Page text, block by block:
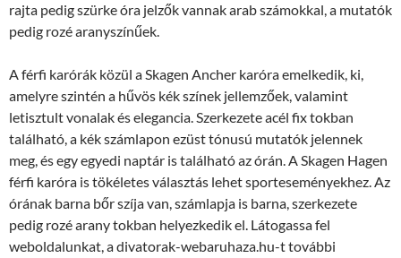
rajta pedig szürke óra jelzők vannak arab számokkal, a mutatók
pedig rozé aranyszínűek.
A férfi karórák közül a Skagen Ancher karóra emelkedik, ki,
amelyre szintén a hűvös kék színek jellemzőek, valamint
letisztult vonalak és elegancia. Szerkezete acél fix tokban
található, a kék számlapon ezüst tónusú mutatók jelennek
meg, és egy egyedi naptár is található az órán. A Skagen Hagen
férfi karóra is tökéletes választás lehet sporteseményekhez. Az
órának barna bőr szíja van, számlapja is barna, szerkezete
pedig rozé arany tokban helyezkedik el. Látogassa fel
weboldalunkat, a divatorak-webaruhaza.hu-t további